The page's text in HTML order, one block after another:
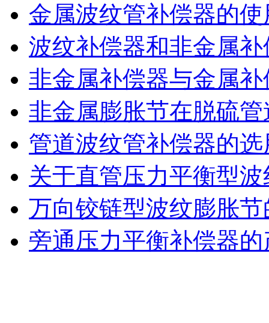
金属波纹管补偿器的
波纹补偿器和非金属
非金属补偿器与金属
非金属膨胀节在脱硫
管道波纹管补偿器的
关于直管压力平衡型
万向铰链型波纹膨胀
旁通压力平衡补偿器